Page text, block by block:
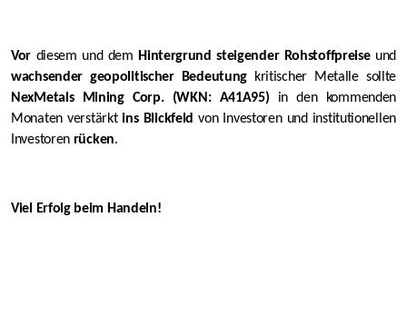
Vor diesem und dem Hintergrund steigender Rohstoffpreiseund
wachsender geopolitischer Bedeutung kritischer Metalle sollte
NexMetals Mining Corp. (WKN: A41A95) in den kommenden
Monaten verstärktins Blickfeld von Investoren und institutionellen
Investoren rücken.
Viel Erfolg beim Handeln!